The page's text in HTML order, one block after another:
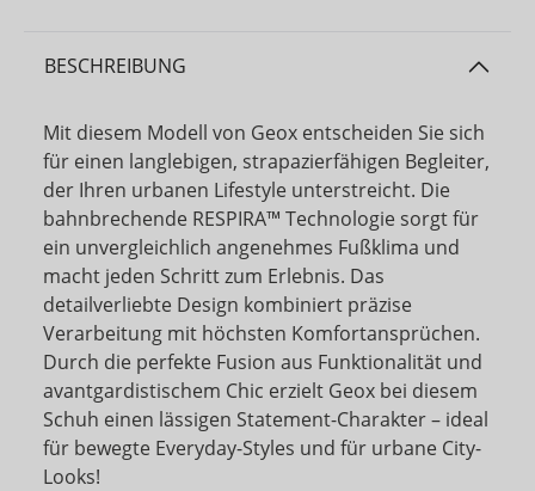
BESCHREIBUNG
Mit diesem Modell von Geox entscheiden Sie sich
für einen langlebigen, strapazierfähigen Begleiter,
der Ihren urbanen Lifestyle unterstreicht. Die
bahnbrechende RESPIRA™ Technologie sorgt für
ein unvergleichlich angenehmes Fußklima und
macht jeden Schritt zum Erlebnis. Das
detailverliebte Design kombiniert präzise
Verarbeitung mit höchsten Komfortansprüchen.
Durch die perfekte Fusion aus Funktionalität und
avantgardistischem Chic erzielt Geox bei diesem
Schuh einen lässigen Statement-Charakter – ideal
für bewegte Everyday-Styles und für urbane City-
Looks!